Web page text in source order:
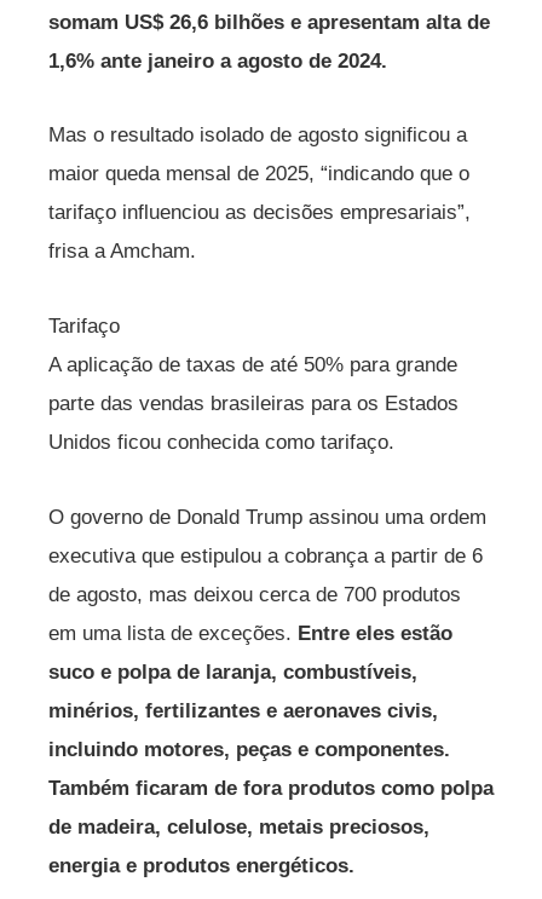
somam US$ 26,6 bilhões e apresentam alta de
1,6% ante janeiro a agosto de 2024.
Mas o resultado isolado de agosto significou a
maior queda mensal de 2025, “indicando que o
tarifaço influenciou as decisões empresariais”,
frisa a Amcham.
Tarifaço
A aplicação de taxas de até 50% para grande
parte das vendas brasileiras para os Estados
Unidos ficou conhecida como tarifaço.
O governo de Donald Trump assinou uma ordem
executiva que estipulou a cobrança a partir de 6
de agosto, mas deixou cerca de 700 produtos
em uma lista de exceções. Entre eles estão
suco e polpa de laranja, combustíveis,
minérios, fertilizantes e aeronaves civis,
incluindo motores, peças e componentes.
Também ficaram de fora produtos como polpa
de madeira, celulose, metais preciosos,
energia e produtos energéticos.